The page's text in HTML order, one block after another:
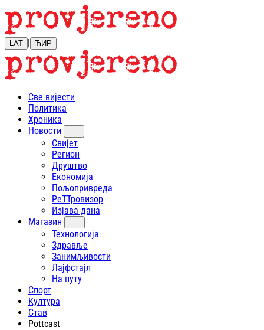
LAT | ЋИР
Све вијести
Политика
Хроника
Новости
Свијет
Регион
Друштво
Економија
Пољопривреда
РеТТровизор
Изјава дана
Магазин
Технологија
Здравље
Занимљивости
Лајфстajл
На путу
Спорт
Култура
Став
Pottcast